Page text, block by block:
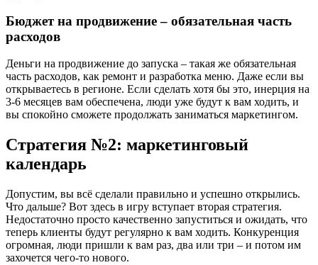
Бюджет на продвижение – обязательная часть
расходов
Деньги на продвижение до запуска – такая же обязательная
часть расходов, как ремонт и разработка меню. Даже если вы
открываетесь в регионе. Если сделать хотя бы это, инерция на
3-6 месяцев вам обеспечена, люди уже будут к вам ходить, и
вы спокойно сможете продолжать заниматься маркетингом.
Стратегия №2: маркетинговый
календарь
Допустим, вы всё сделали правильно и успешно открылись.
Что дальше? Вот здесь в игру вступает вторая стратегия.
Недостаточно просто качественно запуститься и ожидать, что
теперь клиенты будут регулярно к вам ходить. Конкуренция
огромная, люди пришли к вам раз, два или три – и потом им
захочется чего-то нового.